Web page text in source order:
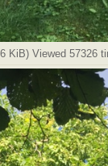
KiB) Viewed 57326